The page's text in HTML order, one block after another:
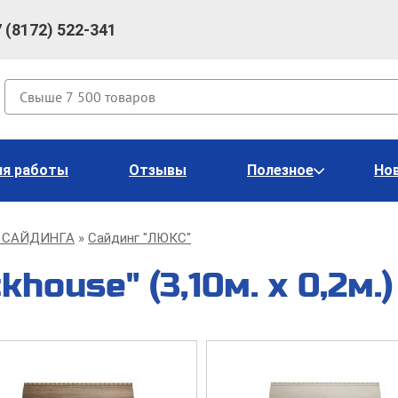
522-341
Поиск
работы Отзывы Полезное
Сайдинг "ЛЮКС"
(3,10м. х